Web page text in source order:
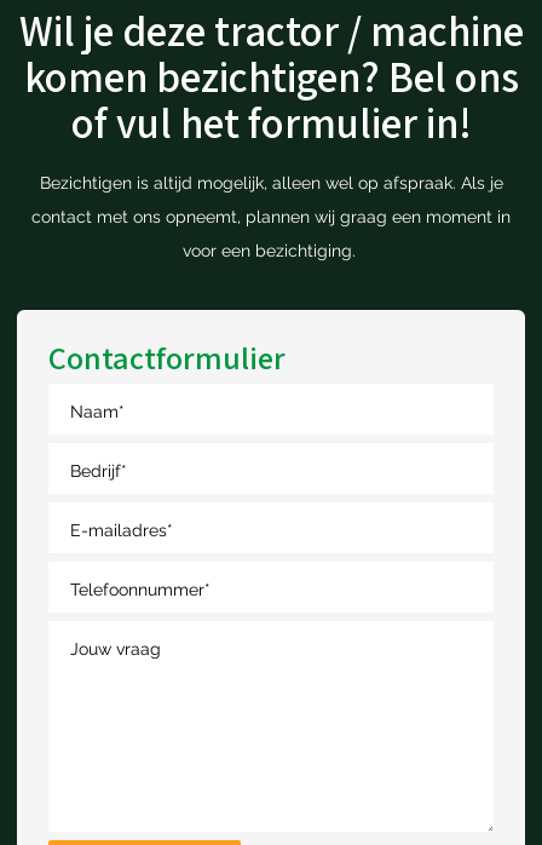
Wil je deze tractor / machine
komen bezichtigen? Bel ons
of vul het formulier in!
Bezichtigen is altijd mogelijk, alleen wel op afspraak. Als je
contact met ons opneemt, plannen wij graag een moment in
voor een bezichtiging.
Contactformulier
Naam*
Bedrijf*
E-mailadres*
Telefoonnummer*
Jouw vraag